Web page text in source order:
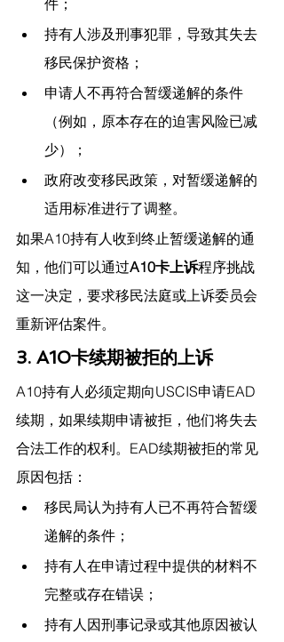
持有人涉及刑事犯罪，导致其失去
移民保护资格；
申请人不再符合暂缓递解的条件
（例如，原本存在的迫害风险已减
少）；
政府改变移民政策，对暂缓递解的
适用标准进行了调整。
如果A10持有人收到终止暂缓递解的通
知，他们可以通过A10卡上诉程序挑战
这一决定，要求移民法庭或上诉委员会
重新评估案件。
3. A10卡续期被拒的上诉
A10持有人必须定期向USCIS申请EAD
续期，如果续期申请被拒，他们将失去
合法工作的权利。EAD续期被拒的常见
原因包括：
移民局认为持有人已不再符合暂缓
递解的条件；
持有人在申请过程中提供的材料不
完整或存在错误；
持有人因刑事记录或其他原因被认